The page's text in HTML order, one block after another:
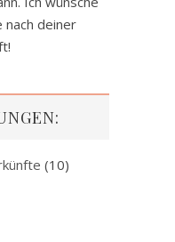
nach deiner
(10)